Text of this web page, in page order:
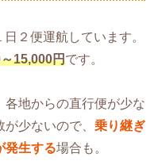
２便運航しています。
15,000円です。
地からの直行便が少な
少ないので、 乗り継ぎ
発生する場合も。